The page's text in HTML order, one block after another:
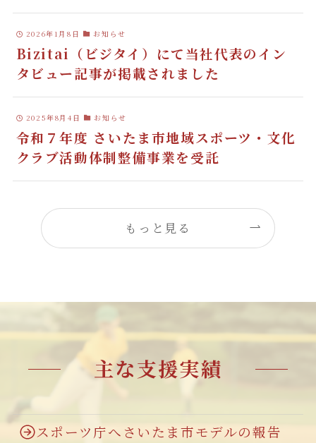
2026年1月8日 お知らせ
Bizitai（ビジタイ）にて当社代表のイン
タビュー記事が掲載されました
2025年8月4日 お知らせ
令和７年度 さいたま市地域スポーツ・文化
クラブ活動体制整備事業を受託
もっと見る
主な支援実績
スポーツ庁へさいたま市モデルの報告